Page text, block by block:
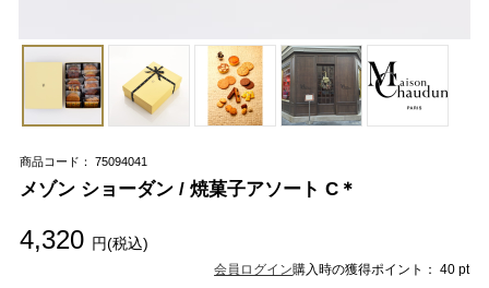
商品コード： 75094041
メゾン ショーダン / 焼菓子アソート C＊
4,320 円(税込)
会員ログイン購入時の獲得ポイント： 40 pt